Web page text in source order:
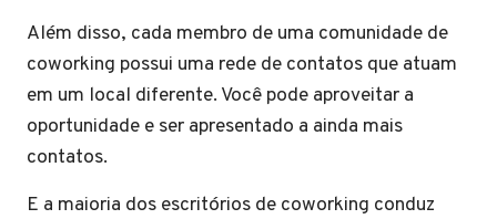
Além disso, cada membro de uma comunidade de
coworking possui uma rede de contatos que atuam
em um local diferente. Você pode aproveitar a
oportunidade e ser apresentado a ainda mais
contatos.
E a maioria dos escritórios de coworking conduz